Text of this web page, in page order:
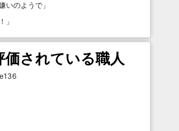
いのようで 」
」
価されている職人